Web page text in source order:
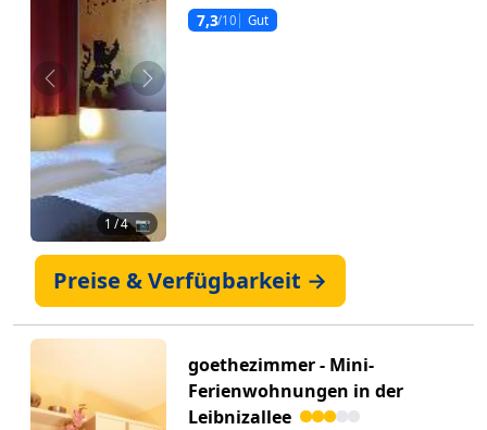
Zurück Weiter
1 / 4 📷
7,3/10 Gut
Preise & Verfügbarkeit →
goethezimmer - Mini-
Ferienwohnungen in der
Leibnizallee